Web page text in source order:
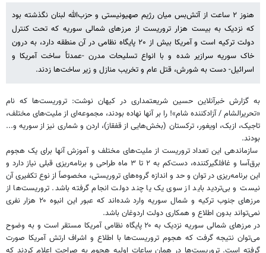
هنوز ۲ ساعت از آتش‌بس میان رژیم صهیونیستی و حزب‌الله لبنان نگذشته بود
که نزدیک به بیست هزار تروریست از مرزهای شمالی سوریه که تحت کنترل
دولت ترکیه است و آمریکا بیش از ۲۰ پایگاه نظامی در آن منطقه دارد، به درون
خاک سوریه سرازیر شده و با انواع تسلیحات مدرن -عمدتاً ساخت آمریکا و
اسرائیل- دست به شورش، قتل عام و تخریب منازل و زیر ساخت‌ها زدند.
به گزارش خبرآنلاین حسین شریعتمداری در کیهان نوشت: تروریست‌ها که نام
«‌تحریرالشام / آزادکننده شام»! را بر آنها نهاده بودند، مجموعه‌ای از ملیت‌های مختلف،
تاجیک، ازبک، اویغور، ترکستان (بخش‌هایی از قفقاز)، اردن و شماری نیز از سوریه و...
بودند.
سازماندهی این تعداد تروریست از ملیت‌های مختلف و آموزش آنها برای یک هجوم
برق‌آسا و غافلگیرکننده، دست‌کم به ۲ تا ۳ ماه طراحی و برنامه‌ریزی قبلی نیاز دارد و
این برنامه‌ریزی در توان و حد و اندازه گروه‌های تروریستی، مخصوصاً از نوع تکفیری آن
نیست و بی‌تردید باید از سوی یک یا چند دولت انجام گرفته باشد. تروریست‌ها از
مرزهای جنوب ترکیه و شمال سوریه وارد شده‌اند که عبور این انبوه ۲۰ هزار نفری
نمی‌تواند بدون اطلاع و همکاری دولت اردوغان باشد.
در مرزهای شمالی سوریه نزدیک به ۲۰ پایگاه نظامی آمریکا مستقر است و به وضوح
می‌توان نتیجه گرفت که هجوم تروریست‌ها با اطلاع و اشراف ارتش آمریکا صورت
گرفته است. تروریست‌ها در همان ساعات اولیه هجوم به صراحت اعلام کردند که